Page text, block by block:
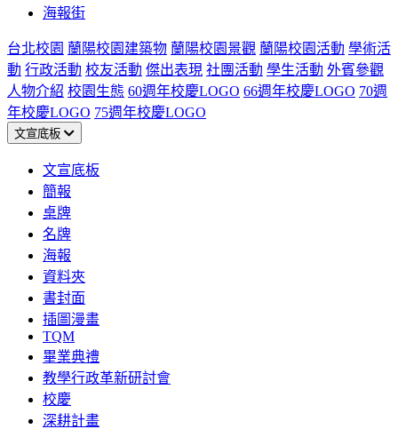
海報街
台北校園 蘭陽校園建築物 蘭陽校園景觀 蘭陽校園活動 學術活
動 行政活動 校友活動 傑出表現 社團活動 學生活動 外賓參觀
人物介紹 校園生態 60週年校慶LOGO 66週年校慶LOGO 70週
年校慶LOGO 75週年校慶LOGO
文宣底板
文宣底板
簡報
桌牌
名牌
海報
資料夾
書封面
插圖漫畫
TQM
畢業典禮
教學行政革新研討會
校慶
深耕計畫